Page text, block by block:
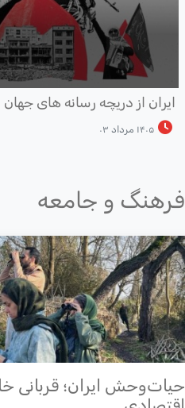
از دریچه رسانه های جهان
۱۴۰۵ مرداد ۰۳
و جامعه
ایران؛ قربانی